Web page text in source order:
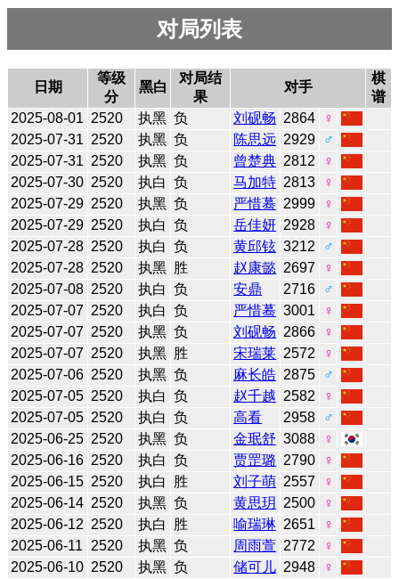
对局列表
日期
等级
分
黑白
对局结
果
对手
棋
谱
2025-08-01 2520 执黑 负 刘砚畅 2864
♀
2025-07-31 2520 执黑 负 陈思远 2929
♂
2025-07-31 2520 执黑 负 曾楚典 2812
♀
2025-07-30 2520 执白 负 马加特 2813
♀
2025-07-29 2520 执黑 负 严惜蓦 2999
♀
2025-07-29 2520 执白 负 岳佳妍 2928
♀
2025-07-28 2520 执白 负 黄邱铉 3212
♂
2025-07-28 2520 执黑 胜 赵康懿 2697
♀
2025-07-08 2520 执白 负 安鼎 2716
♂
2025-07-07 2520 执白 负 严惜蓦 3001
♀
2025-07-07 2520 执黑 负 刘砚畅 2866
♀
2025-07-07 2520 执黑 胜 宋瑞莱 2572
♀
2025-07-06 2520 执黑 负 麻长皓 2875
♂
2025-07-05 2520 执白 负 赵千越 2582
♀
2025-07-05 2520 执白 负 高看 2958
♂
2025-06-25 2520 执黑 负 金珉舒 3088
♀
2025-06-16 2520 执白 负 贾罡璐 2790
♀
2025-06-15 2520 执白 胜 刘子萌 2557
♀
2025-06-14 2520 执黑 负 黄思玥 2500
♀
2025-06-12 2520 执白 胜 喻瑞琳 2651
♀
2025-06-11
2520 执黑 负 周雨萱 2772
♀
2025-06-10 2520 执黑 负 储可儿 2948
♀